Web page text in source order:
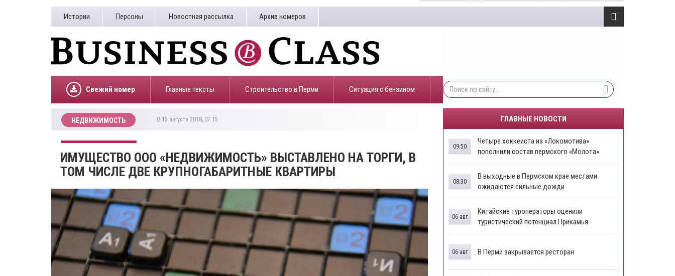
Истории Персоны Новостная рассылка Архив номеров
Свежий номер Главные тексты Строительство в Перми ​Ситуация с бензином
НЕДВИЖИМОСТЬ 15 августа 2018, 07:15
ИМУЩЕСТВО ООО «НЕДВИЖИМОСТЬ» ВЫСТАВЛЕНО НА ТОРГИ, В
ТОМ ЧИСЛЕ ДВЕ КРУПНОГАБАРИТНЫЕ КВАРТИРЫ
ГЛАВНЫЕ НОВОСТИ
Четыре хоккеиста из «Локомотива»
пополнили состав пермского «Молота»
09:50
В выходные в Пермском крае местами
ожидаются сильные дожди
08:30
Китайские туроператоры оценили
туристический потенциал Прикамья
06 авг
В Перми закрывается ресторан
06 авг